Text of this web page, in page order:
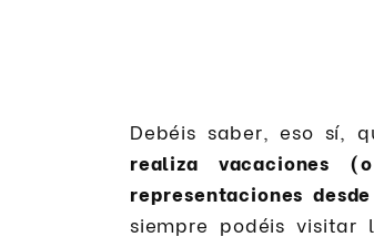
Debéis saber, eso sí,
realiza vacaciones
representaciones
siempre podéis